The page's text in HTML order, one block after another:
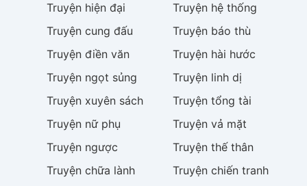
Truyện hiện đại Truyện hệ thống
Truyện cung đấu Truyện báo thù
Truyện điền văn Truyện hài hước
Truyện ngọt sủng Truyện linh dị
Truyện xuyên sách Truyện tổng tài
Truyện nữ phụ Truyện vả mặt
Truyện ngược Truyện thế thân
Truyện chữa lành Truyện chiến tranh